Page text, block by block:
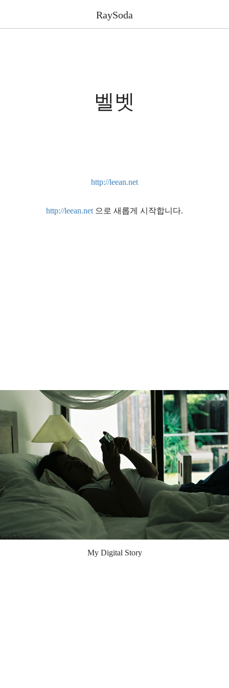
RaySoda
벨벳
http://leean.net
http://leean.net 으로 새롭게 시작합니다.
My Digital Story